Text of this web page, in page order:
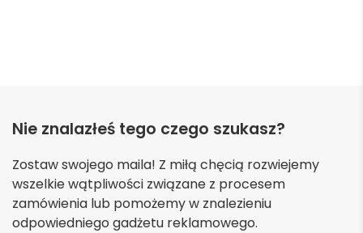
Nie znalazłeś tego czego szukasz?
Zostaw swojego maila! Z miłą chęcią rozwiejemy
wszelkie wątpliwości związane z procesem
zamówienia lub pomożemy w znalezieniu
odpowiedniego gadżetu reklamowego.